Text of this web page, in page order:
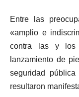
Entre las
«amplio e
contra las y los
lanzamiento de
seguridad
resultaron